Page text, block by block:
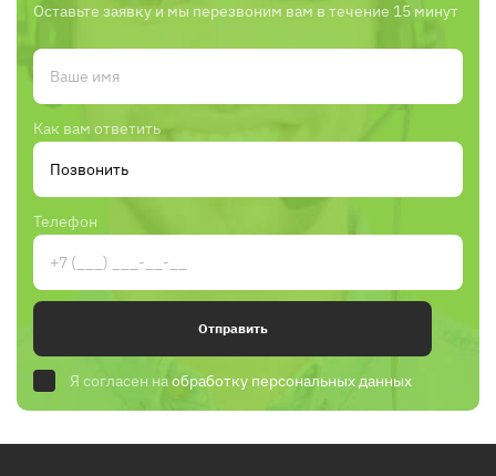
Оставьте заявку и мы перезвоним вам в течение 15 минут
Как вам ответить
Телефон
Отправить
Я согласен наобработку персональных данных